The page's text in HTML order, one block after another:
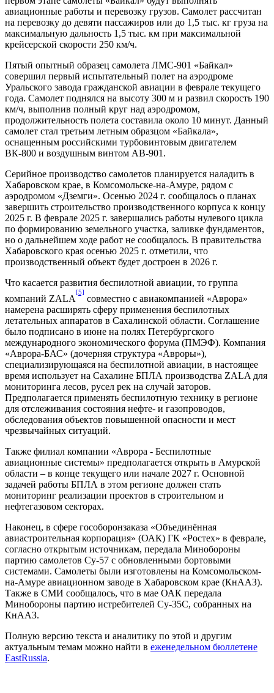
авиационные работы и перевозку грузов. Самолет рассчитан
на перевозку до девяти пассажиров или до 1,5 тыс. кг груза на
максимальную дальность 1,5 тыс. км при максимальной
крейсерской скорости 250 км/ч.
Пятый опытный образец самолета ЛМС-901 «Байкал»
совершил первый испытательный полет на аэродроме
Уральского завода гражданской авиации в феврале текущего
года. Самолет поднялся на высоту 300 м и развил скорость 190
км/ч, выполнив полный круг над аэродромом,
продолжительность полета составила около 10 минут. Данный
самолет стал третьим летным образцом «Байкала»,
оснащенным российскими турбовинтовым двигателем
ВК-800 и воздушным винтом АВ-901.
Серийное производство самолетов планируется наладить в
Хабаровском крае, в Комсомольске-на-Амуре, рядом с
аэродромом «Дземги». Осенью 2024 г. сообщалось о планах
завершить строительство производственного корпуса к концу
2025 г. В феврале 2025 г. завершались работы нулевого цикла
по формированию земельного участка, заливке фундаментов,
но о дальнейшем ходе работ не сообщалось. В правительства
Хабаровского края осенью 2025 г. отметили, что
производственный объект будет достроен в 2026 г.
Что касается развития беспилотной авиации, то группа
компаний ZALA
[5]
совместно с авиакомпанией «Аврора»
намерена расширять сферу применения беспилотных
летательных аппаратов в Сахалинской области. Соглашение
было подписано в июне на полях Петербургского
международного экономического форума (ПМЭФ). Компания
«Аврора-БАС» (дочерняя структура «Авроры»),
специализирующаяся на беспилотной авиации, в настоящее
время использует на Сахалине БПЛА производства ZALA для
мониторинга лесов, русел рек на случай заторов.
Предполагается применять беспилотную технику в регионе
для отслеживания состояния нефте- и газопроводов,
обследования объектов повышенной опасности и мест
чрезвычайных ситуаций.
Также филиал компании «Аврора - Беспилотные
авиационные системы» предполагается открыть в Амурской
области – в конце текущего или начале 2027 г. Основной
задачей работы БПЛА в этом регионе должен стать
мониторинг реализации проектов в строительном и
нефтегазовом секторах.
Наконец, в сфере гособоронзаказа «Объединённая
авиастроительная корпорация» (ОАК) ГК «Ростех» в феврале,
согласно открытым источникам, передала Минобороны
партию самолетов Су-57 с обновленными бортовыми
системами. Самолеты были изготовлены на Комсомольском-
на-Амуре авиационном заводе в Хабаровском крае (КнААЗ).
Также в СМИ сообщалось, что в мае ОАК передала
Минобороны партию истребителей Су-35С, собранных на
КнААЗ.
Полную версию текста и аналитику по этой и другим
актуальным темам можно найти в еженедельном бюллетене
EastRussia.